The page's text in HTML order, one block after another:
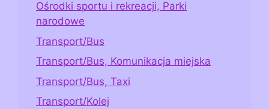
Ośrodki sportu i rekreacji, Parki
narodowe
Transport/Bus
Transport/Bus, Komunikacja miejska
Transport/Bus, Taxi
Transport/Kolej